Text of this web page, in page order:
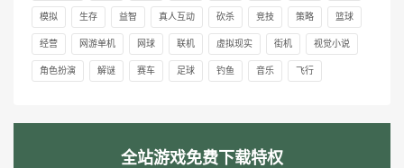
模拟 生存 益智 真人互动 砍杀 竞技 策略 篮球
经营 网游单机 网球 联机 虚拟现实 街机 视觉小说
角色扮演 解谜 赛车 足球 钓鱼 音乐 飞行
全站游戏免费下载特权